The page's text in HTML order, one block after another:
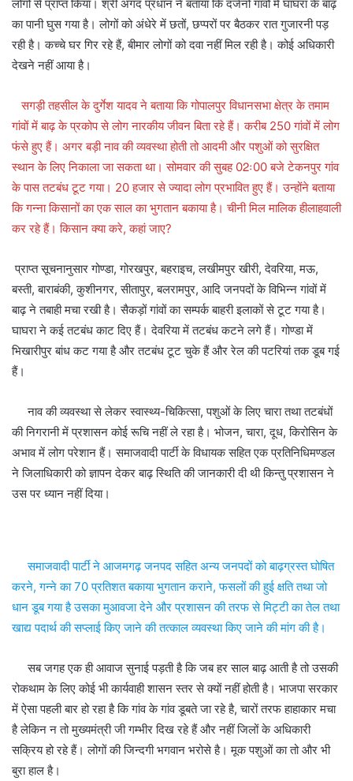
लोगों से प्राप्त किया। श्री अंगद प्रधान ने बताया कि दर्जनों गांवों में घाघरा के बाढ़
का पानी घुस गया है। लोगों को अंधेरे में छतों, छप्परों पर बैठकर रात गुजारनी पड़
रही है। कच्चे घर गिर रहे हैं, बीमार लोगों को दवा नहीं मिल रही है। कोई अधिकारी
देखने नहीं आया है।
सगड़ी तहसील के दुर्गेश यादव ने बताया कि गोपालपुर विधानसभा क्षेत्र के तमाम
गांवों में बाढ़ के प्रकोप से लोग नारकीय जीवन बिता रहे हैं। करीब 250 गांवों में लोग
फंसे हुए हैं। अगर बड़ी नाव की व्यवस्था होती तो आदमी और पशुओं को सुरक्षित
स्थान के लिए निकाला जा सकता था। सोमवार की सुबह 02ः00 बजे टेकनपुर गांव
के पास तटबंध टूट गया। 20 हजार से ज्यादा लोग प्रभावित हुए हैं। उन्होंने बताया
कि गन्ना किसानों का एक साल का भुगतान बकाया है। चीनी मिल मालिक हीलाहवाली
कर रहे हैं। किसान क्या करे, कहां जाए?
प्राप्त सूचनानुसार गोण्डा, गोरखपुर, बहराइच, लखीमपुर खीरी, देवरिया, मऊ,
बस्ती, बाराबंकी, कुशीनगर, सीतापुर, बलरामपुर, आदि जनपदों के विभिन्न गांवों में
बाढ़ ने तबाही मचा रखी है। सैकड़ों गांवों का सम्पर्क बाहरी इलाकों से टूट गया है।
घाघरा ने कई तटबंध काट दिए हैं। देवरिया में तटबंध कटने लगे हैं। गोण्डा में
भिखारीपुर बांध कट गया है और तटबंध टूट चुके हैं और रेल की पटरियां तक डूब गई
हैं।
नाव की व्यवस्था से लेकर स्वास्थ्य-चिकित्सा, पशुओं के लिए चारा तथा तटबंधों
की निगरानी में प्रशासन कोई रूचि नहीं ले रहा है। भोजन, चारा, दूध, किरोसिन के
अभाव में लोग परेशान हैं। समाजवादी पार्टी के विधायक सहित एक प्रतिनिधिमण्डल
ने जिलाधिकारी को ज्ञापन देकर बाढ़ स्थिति की जानकारी दी थी किन्तु प्रशासन ने
उस पर ध्यान नहीं दिया।
समाजवादी पार्टी ने आजमगढ़ जनपद सहित अन्य जनपदों को बाढ़ग्रस्त घोषित
करने, गन्ने का 70 प्रतिशत बकाया भुगतान कराने, फसलों की हुई क्षति तथा जो
धान डूब गया है उसका मुआवजा देने और प्रशासन की तरफ से मिट्टी का तेल तथा
खाद्य पदार्थ की सप्लाई किए जाने की तत्काल व्यवस्था किए जाने की मांग की है।
सब जगह एक ही आवाज सुनाई पड़ती है कि जब हर साल बाढ़ आती है तो उसकी
रोकथाम के लिए कोई भी कार्यवाही शासन स्तर से क्यों नहीं होती है। भाजपा सरकार
में ऐसा पहली बार हो रहा है कि गांव के गांव डूबते जा रहे है, चारों तरफ हाहाकार मचा
है लेकिन न तो मुख्यमंत्री जी गम्भीर दिख रहे हैं और नहीं जिलों के अधिकारी
सक्रिय हो रहे हैं। लोगों की जिन्दगी भगवान भरोसे है। मूक पशुओं का तो और भी
बुरा हाल है।